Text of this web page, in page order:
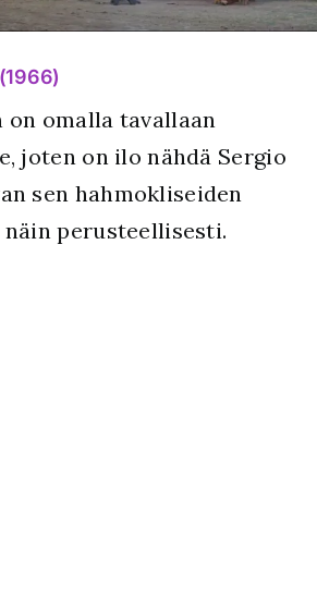
omalla tavallaan
joten on ilo nähdä Sergio
sen hahmokliseiden
perusteellisesti.